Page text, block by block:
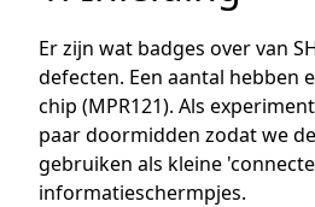
Er zijn wat badges over van
defecten. Een aantal hebben
chip (MPR121). Als
paar doormidden zodat we
gebruiken als kleine
informatieschermpjes.